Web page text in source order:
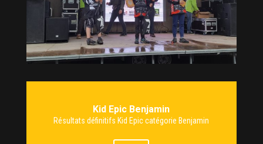
Kid Epic Benjamin
Résultats définitifs Kid Epic catégorie Benjamin